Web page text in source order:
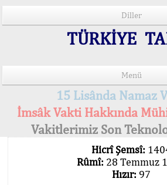
Diller
TÜRKİYE
Menü
15 Lisânda Namaz
İmsâk Vakti Hakkında
Vakitlerimiz Son
Hicrî Şemsî:
Rûmî: 28 Temmuz
Hızır: 97